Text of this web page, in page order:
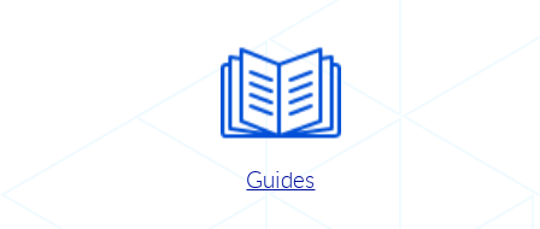
Guides